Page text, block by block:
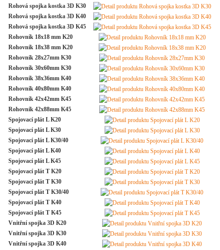
Rohová spojka kostka 3D K30
Rohová spojka kostka 3D K40
Rohová spojka kostka 3D K45
Rohovník 18x18 mm K20
Rohovník 18x38 mm K20
Rohovník 28x27mm K30
Rohovník 30x60mm K30
Rohovník 38x36mm K40
Rohovník 40x80mm K40
Rohovník 42x42mm K45
Rohovník 42x88mm K45
Spojovací plát L K20
Spojovací plát L K30
Spojovací plát L K30/40
Spojovací plát L K40
Spojovací plát L K45
Spojovací plát T K20
Spojovací plát T K30
Spojovací plát T K30/40
Spojovací plát T K40
Spojovací plát T K45
Vnitřní spojka 3D K20
Vnitřní spojka 3D K30
Vnitřní spojka 3D K40